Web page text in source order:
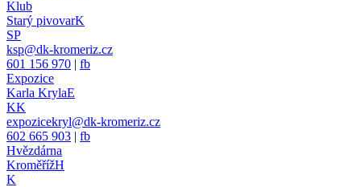
Klub
Starý pivovarK
SP
ksp@dk-kromeriz.cz
601 156 970 | fb
Expozice
Karla KrylaE
KK
expozicekryl@dk-kromeriz.cz
602 665 903 | fb
Hvězdárna
KroměřížH
K